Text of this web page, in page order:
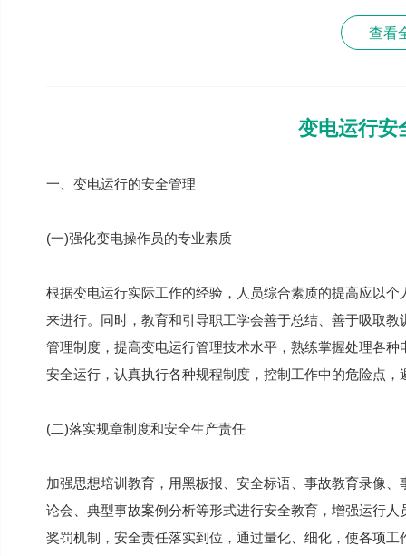
查看
变电运行安
一、变电运行的安全管理
(一)强化变电操作员的专业素质
根据变电运行实际工作的经验，人员综合素质的提高应以
来进行。同时，教育和引导职工学会善于总结、善于吸取
管理制度，提高变电运行管理技术水平，熟练掌握处理各
安全运行，认真执行各种规程制度，控制工作中的危险点，
(二)落实规章制度和安全生产责任
加强思想培训教育，用黑板报、安全标语、事故教育录像
论会、典型事故案例分析等形式进行安全教育，增强运行
奖罚机制，安全责任落实到位，通过量化、细化，使各项